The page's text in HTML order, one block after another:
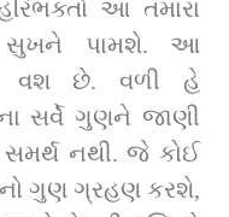
આ તમારા
સુખને પામશે. આ
વશ છે. વળી હે
સર્વે ગુણને જાણી
સમર્થ નથી. જે કોઈ
ગુણ ગ્રહણ કરશે,